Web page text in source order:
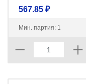
567.85 ₽
Мин. партия: 1